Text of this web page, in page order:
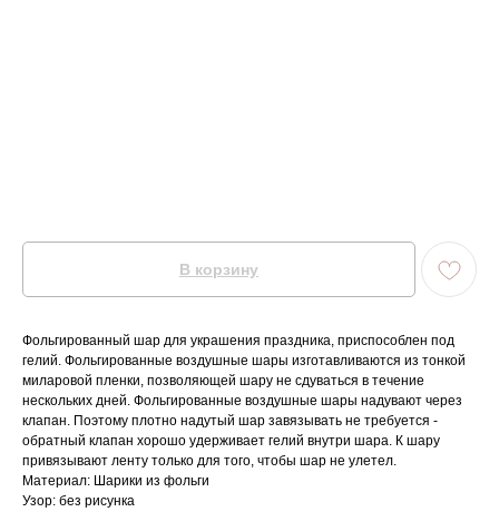
В корзину
Фольгированный шар для украшения праздника, приспособлен под
гелий. Фольгированные воздушные шары изготавливаются из тонкой
миларовой пленки, позволяющей шару не сдуваться в течение
нескольких дней. Фольгированные воздушные шары надувают через
клапан. Поэтому плотно надутый шар завязывать не требуется -
обратный клапан хорошо удерживает гелий внутри шара. К шару
привязывают ленту только для того, чтобы шар не улетел.
Материал: Шарики из фольги
Узор: без рисунка